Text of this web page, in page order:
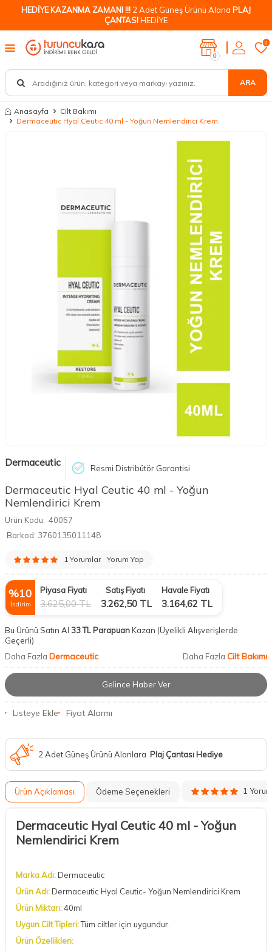
HEDİYE KAZANMA ZAMANI !!! 2 Adet Güneş Ürünü Alana PLAJ
ÇANTASIHEDİYE
ARA
0
0
Anasayfa
Cilt Bakımı
Dermaceutic Hyal Ceutic 40 ml - Yoğun Nemlendirici Krem
Dermaceutic Resmi Distribütör Garantisi
Dermaceutic Hyal Ceutic 40 ml - Yoğun
Nemlendirici Krem
Ürün Kodu: 40057
Barkod: 3760135011148
1 Yorumlar Yorum Yap
%10
İndirim
Piyasa Fiyatı
3.625,00TL
Satış Fiyatı
3.262,50 TL
Havale Fiyatı
3.164,62 TL
Bu Ürünü Satın Al 33 TL ParapuanKazan (Üyelikli Alışverişlerde
Geçerli)
Daha Fazla Dermaceutic Daha Fazla Cilt Bakımı
Gelince Haber Ver
Listeye Ekle Fiyat Alarmı
2 Adet Güneş Ürünü Alanlara Plaj Çantası Hediye
Ürün Açıklaması Ödeme Seçenekleri 1 Yorum
Dermaceutic Hyal Ceutic 40 ml - Yoğun
Nemlendirici Krem
Marka Adı:Dermaceutic
Ürün Adı:Dermaceutic Hyal Ceutic- Yoğun Nemlendirici Krem
Ürün Miktarı:40ml
Uygun Cilt Tipleri:Tüm ciltler için uygundur.
Ürün Özellikleri: